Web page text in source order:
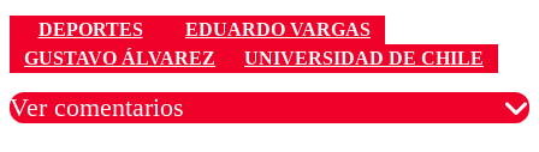
DEPORTES
EDUARDO VARGAS
GUSTAVO ÁLVAREZ
UNIVERSIDAD DE CHILE
Ver comentarios